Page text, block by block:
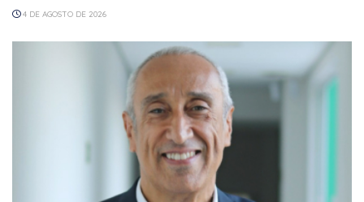
4 DE AGOSTO DE 2026